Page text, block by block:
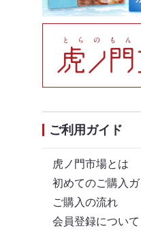
ご利用ガイド
虎ノ門市場とは
初めてのご購入ガ
ご購入の流れ
会員登録について